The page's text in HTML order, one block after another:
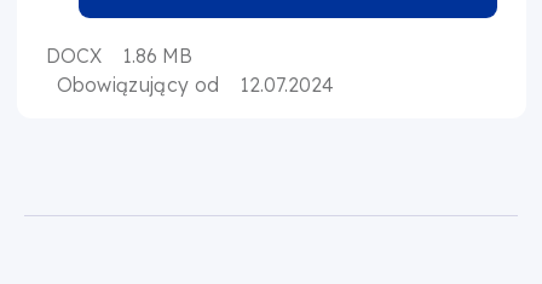
DOCX
1.86 MB
Obowiązujący od
12.07.2024